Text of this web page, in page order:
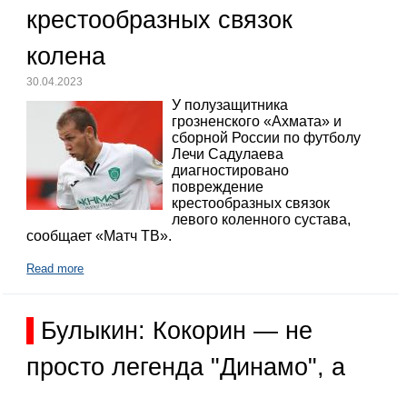
крестообразных связок
колена
30.04.2023
У полузащитника
грозненского «Ахмата» и
сборной России по футболу
Лечи Садулаева
диагностировано
повреждение
крестообразных связок
левого коленного сустава,
сообщает «Матч ТВ».
Read more
Булыкин: Кокорин — не
просто легенда "Динамо", а